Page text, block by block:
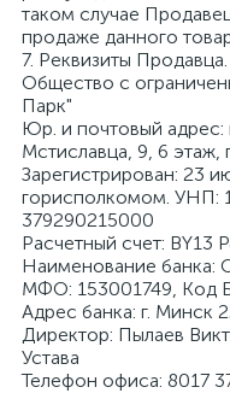
таком случае
продаже данного
7. Реквизиты Продавца.
Общество с
Парк"
Юр. и почтовый адрес:
Мстиславца, 9, 6 этаж,
Зарегистрирован: 23
горисполкомом. УНП:
379290215000
Расчетный счет: BY13
Наименование банка:
МФО: 153001749, Код
Адрес банка: г. Минск
Директор: Пылаев
Устава
Телефон офиса: 8017